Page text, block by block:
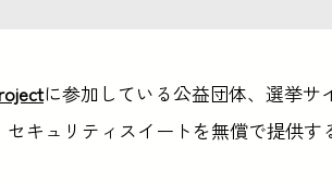
に参加している公益団体、選挙サ
セキュリティスイートを無償で提供す